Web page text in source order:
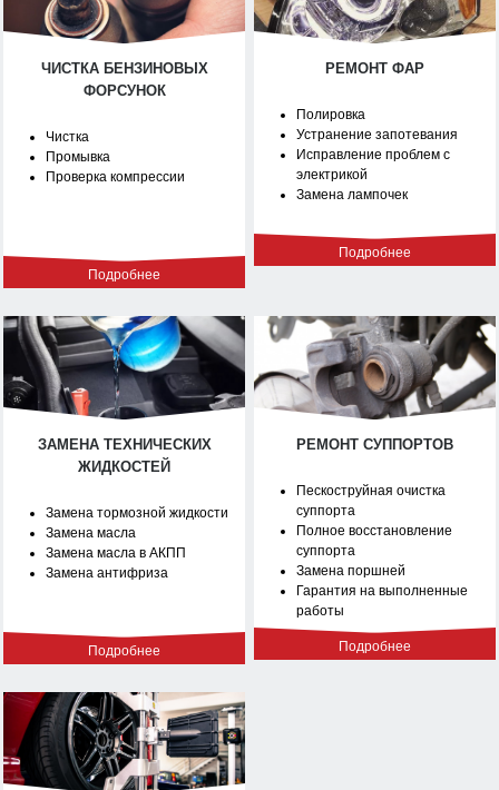
ЧИСТКА БЕНЗИНОВЫХ
ФОРСУНОК
Чистка
Промывка
Проверка компрессии
Подробнее
РЕМОНТ ФАР
Полировка
Устранение запотевания
Исправление проблем с
электрикой
Замена лампочек
Подробнее
ЗАМЕНА ТЕХНИЧЕСКИХ
ЖИДКОСТЕЙ
Замена тормозной жидкости
Замена масла
Замена масла в АКПП
Замена антифриза
Подробнее
РЕМОНТ СУППОРТОВ
Пескоструйная очистка
суппорта
Полное восстановление
суппорта
Замена поршней
Гарантия на выполненные
работы
Подробнее